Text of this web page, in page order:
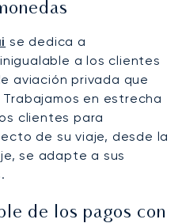
se dedica a
a los clientes
aviación privada que
en estrecha
clientes para
de su viaje, desde la
se adapte a sus
de los pagos con